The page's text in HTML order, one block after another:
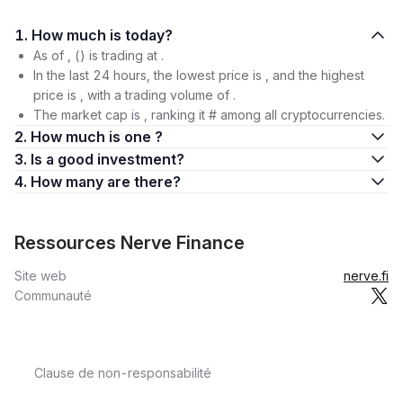
1. How much is today?
As of , () is trading at .
In the last 24 hours, the lowest price is , and the highest
price is , with a trading volume of .
The market cap is , ranking it # among all cryptocurrencies.
2. How much is one ?
3. Is a good investment?
4. How many are there?
Ressources Nerve Finance
Site web
nerve.fi
Communauté
Clause de non-responsabilité